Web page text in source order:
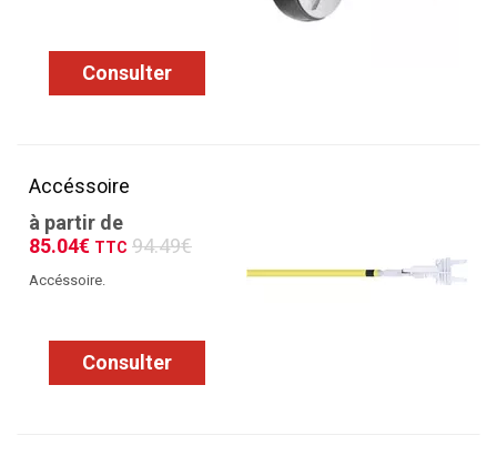
Consulter
Accéssoire
à partir de
85.04€ TTC 94.49€
Accéssoire.
Consulter